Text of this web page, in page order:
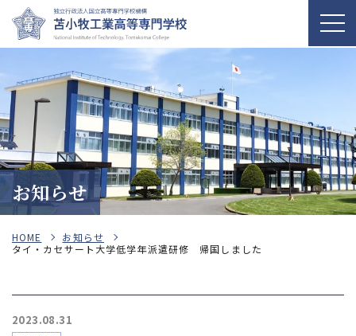
お知らせ
HOME
お知らせ
タイ・カセサート大学低学年派遣研修 帰国しました
2023.08.31